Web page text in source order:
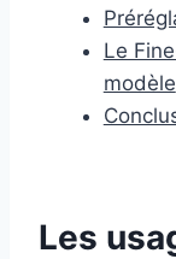
Le
modèle
Les